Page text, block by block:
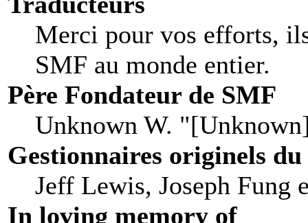
Merci pour vos efforts,
SMF au monde entier.
Père Fondateur de SMF
Unknown W.
Gestionnaires originels
Jeff Lewis, Joseph Fung
In loving memory of